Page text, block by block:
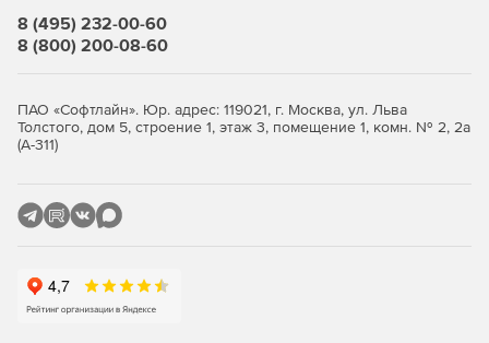
8 (495) 232-00-60
8 (800) 200-08-60
ПАО «Софтлайн». Юр. адрес: 119021, г. Москва, ул. Льва
Толстого, дом 5, строение 1, этаж 3, помещение 1, комн. № 2, 2а
(А-311)